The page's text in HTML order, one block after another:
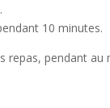
10 minutes.
pendant au